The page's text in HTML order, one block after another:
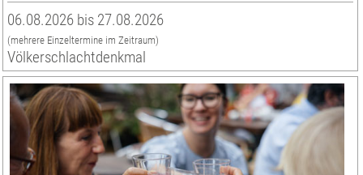
06.08.2026 bis 27.08.2026
(mehrere Einzeltermine im Zeitraum)
Völkerschlachtdenkmal